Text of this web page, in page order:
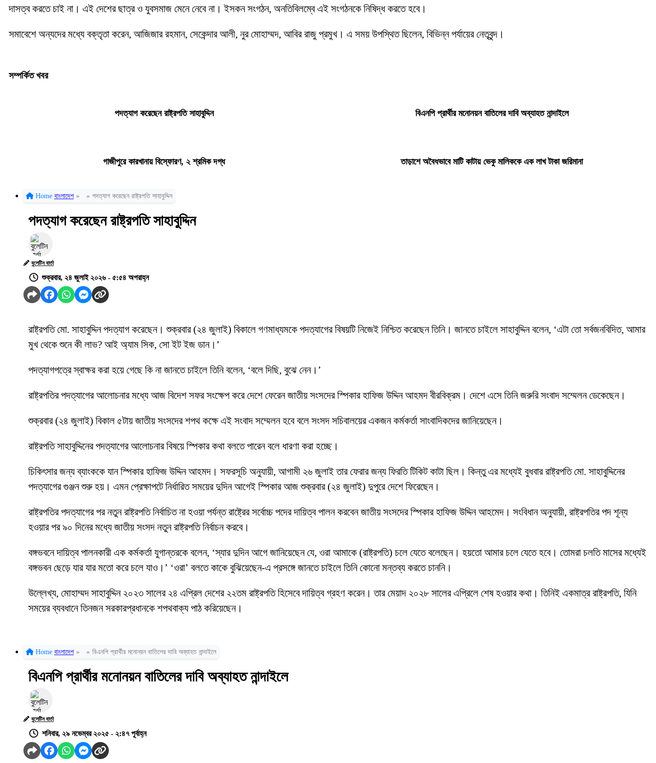
দাসত্ব করতে চাই না। এই দেশের ছাত্র ও যুবসমাজ মেনে নেবে না। ইসকন সংগঠন, অনতিবিলম্বে এই সংগঠনকে নিষিদ্ধ করতে হবে।
সমাবেশে অন্যদের মধ্যে বক্তৃতা করেন, আজিজার রহমান, সেকেন্দার আলী, নুর মোহাম্মদ, আবির রাজু প্রমুখ। এ সময় উপস্থিত ছিলেন, বিভিন্ন পর্যায়ের নেতৃবৃন্দ।
সম্পর্কিত খবর
পদত্যাগ করেছেন রাষ্ট্রপতি সাহাবুদ্দিন বিএনপি প্রার্থীর মনোনয়ন বাতিলের দাবি অব্যাহত নান্দাইলে
গাজীপুরে কারখানায় বিস্ফোরণ, ২ শ্রমিক দগ্ধ তাড়াশে অবৈধভাবে মাটি কাটায় ভেকু মালিককে এক লাখ টাকা জরিমানা
Home বাংলাদেশ » » পদত্যাগ করেছেন রাষ্ট্রপতি সাহাবুদ্দিন
পদত্যাগ করেছেন রাষ্ট্রপতি সাহাবুদ্দিন
বুলেটিন বার্তা
শুক্রবার, ২৪ জুলাই ২০২৬ - ৫:৫৪ অপরাহ্ন
রাষ্ট্রপতি মো. সাহাবুদ্দিন পদত্যাগ করেছেন। শুক্রবার (২৪ জুলাই) বিকালে গণমাধ্যমকে পদত্যাগের বিষয়টি নিজেই নিশ্চিত করেছেন তিনি। জানতে চাইলে সাহাবুদ্দিন বলেন, ‘এটা তো সর্বজনবিদিত, আমার
মুখ থেকে শুনে কী লাভ? আই অ্যাম সিক, সো ইট ইজ ডান।’
পদত্যাগপত্রে স্বাক্ষর করা হয়ে গেছে কি না জানতে চাইলে তিনি বলেন, ‘বলে দিছি, বুঝে নেন।’
রাষ্ট্রপতির পদত্যাগের আলোচনার মধ্যে আজ বিদেশ সফর সংক্ষেপ করে দেশে ফেরেন জাতীয় সংসদের স্পিকার হাফিজ উদ্দিন আহমদ বীরবিক্রম। দেশে এসে তিনি জরুরি সংবাদ সম্মেলন ডেকেছেন।
শুক্রবার (২৪ জুলাই) বিকাল ৫টায় জাতীয় সংসদের শপথ কক্ষে এই সংবাদ সম্মেলন হবে বলে সংসদ সচিবালয়ের একজন কর্মকর্তা সাংবাদিকদের জানিয়েছেন।
রাষ্ট্রপতি সাহাবুদ্দিনের পদত্যাগের আলোচনার বিষয়ে স্পিকার কথা বলতে পারেন বলে ধারণা করা হচ্ছে।
চিকিৎসার জন্য ব্যাংককে যান স্পিকার হাফিজ উদ্দিন আহমদ। সফরসূচি অনুযায়ী, আগামী ২৬ জুলাই তার ফেরার জন্য ফিরতি টিকিট কাটা ছিল। কিন্তু এর মধ্যেই বুধবার রাষ্ট্রপতি মো. সাহাবুদ্দিনের
পদত্যাগের গুঞ্জন শুরু হয়। এমন প্রেক্ষাপটে নির্ধারিত সময়ের দুদিন আগেই স্পিকার আজ শুক্রবার (২৪ জুলাই) দুপুরে দেশে ফিরেছেন।
রাষ্ট্রপতির পদত্যাগের পর নতুন রাষ্ট্রপতি নির্বাচিত না হওয়া পর্যন্ত রাষ্ট্রের সর্বোচ্চ পদের দায়িত্ব পালন করবেন জাতীয় সংসদের স্পিকার হাফিজ উদ্দিন আহমেদ। সংবিধান অনুযায়ী, রাষ্ট্রপতির পদ শূন্য
হওয়ার পর ৯০ দিনের মধ্যে জাতীয় সংসদ নতুন রাষ্ট্রপতি নির্বাচন করবে।
বঙ্গভবনে দায়িত্ব পালনকারী এক কর্মকর্তা যুগান্তরকে বলেন, ‘স্যার দুদিন আগে জানিয়েছেন যে, ওরা আমাকে (রাষ্ট্রপতি) চলে যেতে বলেছেন। হয়তো আমার চলে যেতে হবে। তোমরা চলতি মাসের মধ্যেই
বঙ্গভবন ছেড়ে যার যার মতো করে চলে যাও।’ ‘ওরা’ বলতে কাকে বুঝিয়েছেন-এ প্রসঙ্গে জানতে চাইলে তিনি কোনো মন্তব্য করতে চাননি।
উল্লেখ্য, মোহাম্মদ সাহাবুদ্দিন ২০২৩ সালের ২৪ এপ্রিল দেশের ২২তম রাষ্ট্রপতি হিসেবে দায়িত্ব গ্রহণ করেন। তার মেয়াদ ২০২৮ সালের এপ্রিলে শেষ হওয়ার কথা। তিনিই একমাত্র রাষ্ট্রপতি, যিনি
সময়ের ব্যবধানে তিনজন সরকারপ্রধানকে শপথবাক্য পাঠ করিয়েছেন।
Home বাংলাদেশ » » বিএনপি প্রার্থীর মনোনয়ন বাতিলের দাবি অব্যাহত নান্দাইলে
বিএনপি প্রার্থীর মনোনয়ন বাতিলের দাবি অব্যাহত নান্দাইলে
বুলেটিন বার্তা
শনিবার, ২৯ নভেম্বর ২০২৫ - ২:৪৭ পূর্বাহ্ন